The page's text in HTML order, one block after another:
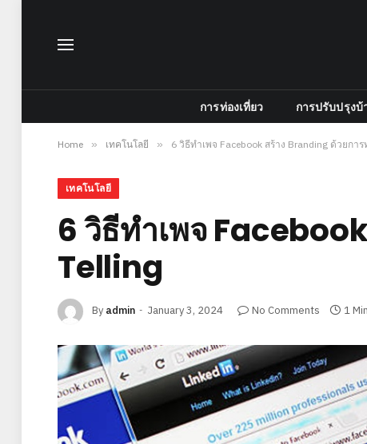
การท่องเที่ยว การปรับปรุงบ้
Home » เทคโนโลยี » 6 วิธีทำเพจ Facebook สร้าง Branding ด้วยกา
เทคโนโลยี
6 วิธีทำเพจ
Telling
By admin January 3, 2024 No Comments 1